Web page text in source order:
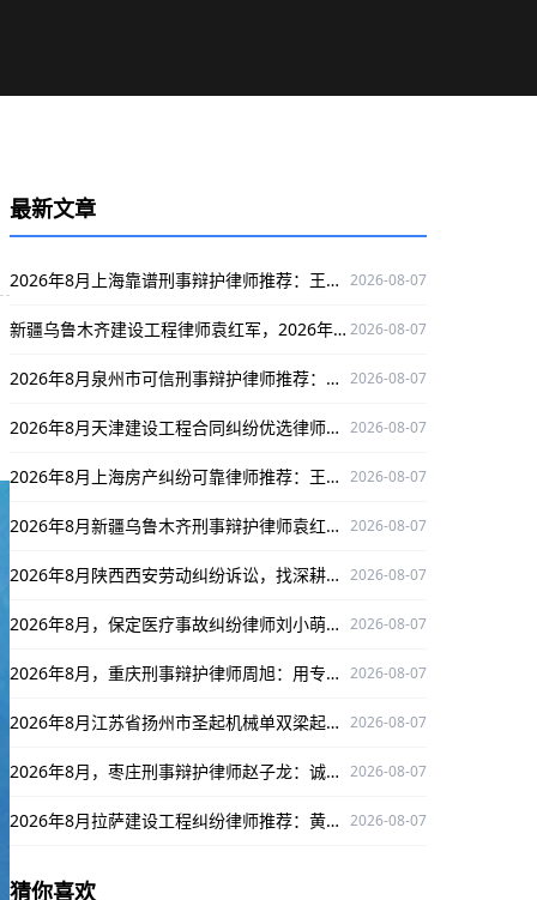
最新文章
2026年8月上海靠谱刑事辩护律师推荐：王静律师深耕领域口碑出众 2026-08-07
新疆乌鲁木齐建设工程律师袁红军，2026年8月值得信赖，专攻建设工程案件维权 2026-08-07
2026年8月泉州市可信刑事辩护律师推荐：林惠文，深耕领域为当事人权益护航 2026-08-07
2026年8月天津建设工程合同纠纷优选律师邢娈，多领域深耕、办案严谨口碑出众 2026-08-07
2026年8月上海房产纠纷可靠律师推荐：王静律师专攻案件口碑出众 2026-08-07
2026年8月新疆乌鲁木齐刑事辩护律师袁红军：深耕刑辩领域，为当事人维权保驾护航 2026-08-07
2026年8月陕西西安劳动纠纷诉讼，找深耕此领域、口碑出众的律师王彪！ 2026-08-07
2026年8月，保定医疗事故纠纷律师刘小萌：实战经验丰富，为当事人权益全力护航 2026-08-07
2026年8月，重庆刑事辩护律师周旭：用专业为当事人权益筑牢防线 2026-08-07
2026年8月江苏省扬州市圣起机械单双梁起重机，品质之选值得信赖 2026-08-07
2026年8月，枣庄刑事辩护律师赵子龙：诚信办案，多领域维权成功案例出众 2026-08-07
2026年8月拉萨建设工程纠纷律师推荐：黄永罗，精通案件办案严谨口碑出众 2026-08-07
猜你喜欢